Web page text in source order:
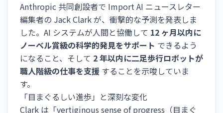
Anthropic 共同創設者で Import AI ニュースレター
編集者の Jack Clark が、衝撃的な予測を発表しま
した。AI システムが人間と協働して 12 ヶ月以内に
ノーベル賞級の科学的発見をサポート できるよう
になること、そして 2 年以内に二足歩行ロボットが
職人階級の仕事を支援 することを示唆していま
す。
「目まぐるしい進歩」と深刻な変化
Clark は「vertiginous sense of progress（目まぐ